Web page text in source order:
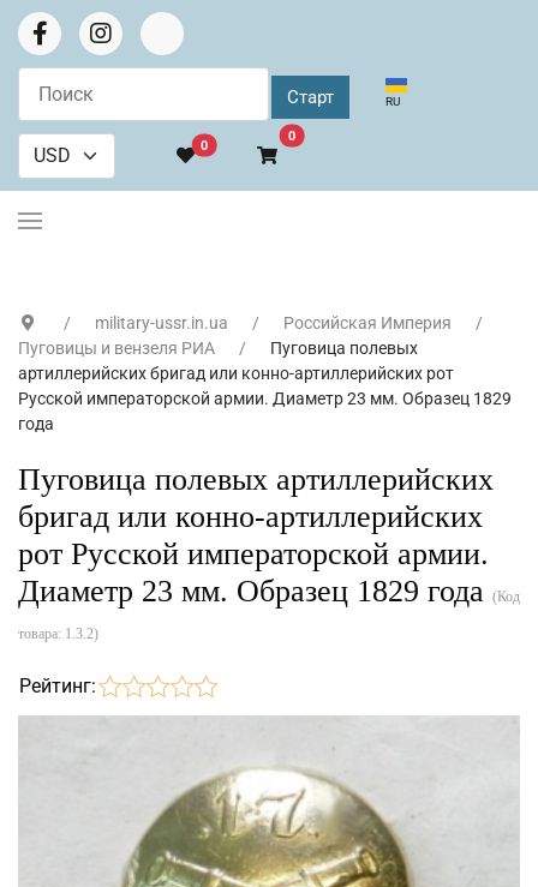
Выберите язык
RU
0
0В корзину
military-ussr.in.ua
Российская Империя
Пуговицы и вензеля РИА
Пуговица полевых
артиллерийских бригад или конно-артиллерийских рот
Русской императорской армии. Диаметр 23 мм. Образец 1829
года
Пуговица полевых артиллерийских
бригад или конно-артиллерийских
рот Русской императорской армии.
Диаметр 23 мм. Образец 1829 года (Код
товара: 1.3.2)
Рейтинг: